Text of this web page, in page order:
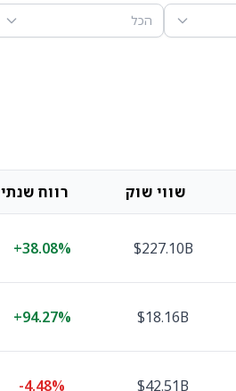
הכל
שווי שוק רווח שנתי
$227.10B
+38.08%
$18.16B
+94.27%
$42.51B
-4.48%